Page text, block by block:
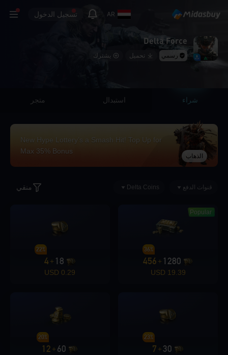
AR تسجيل الدخول
Delta Force
رسمي تحميل يشترك
شراء استبدال متجر
New Hype Lottery’s a Smash Hit! Top Up for
Max 35% Bonus
الذهاب
قنوات الدفع Delta Coins منقي
Popular
1280
+
456
36%
19.39 USD
18
+
4
22%
0.29 USD
30
+
7
23%
60
+
12
20%